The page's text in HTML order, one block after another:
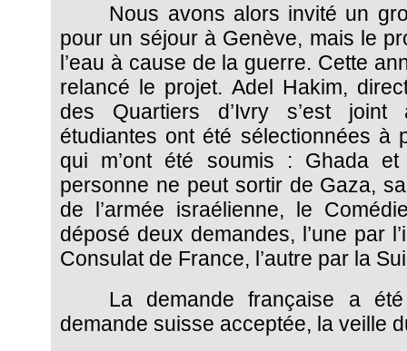
Nous avons alors invité un
pour un séjour à Genève, mais le
l’eau à cause de la guerre. Cette
relancé le projet. Adel Hakim,
des Quartiers d’Ivry s’est
étudiantes ont été sélectionnées à
qui m’ont été soumis : Ghada et
personne ne peut sortir de Gaza,
de l’armée israélienne, le
déposé deux demandes, l’une par
Consulat de France, l’autre par la
La demande française a
demande suisse acceptée, la veille